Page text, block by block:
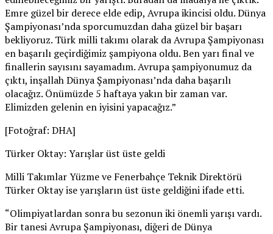
Emre güzel bir derece elde edip, Avrupa ikincisi oldu. Dünya
Şampiyonası’nda sporcumuzdan daha güzel bir başarı
bekliyoruz. Türk milli takımı olarak da Avrupa Şampiyonası
en başarılı geçirdiğimiz şampiyona oldu. Ben yarı final ve
finallerin sayısını sayamadım. Avrupa şampiyonumuz da
çıktı, inşallah Dünya Şampiyonası’nda daha başarılı
olacağız. Önümüzde 5 haftaya yakın bir zaman var.
Elimizden gelenin en iyisini yapacağız.”
[Fotoğraf: DHA]
Türker Oktay: Yarışlar üst üste geldi
Milli Takımlar Yüzme ve Fenerbahçe Teknik Direktörü
Türker Oktay ise yarışların üst üste geldiğini ifade etti.
“Olimpiyatlardan sonra bu sezonun iki önemli yarışı vardı.
Bir tanesi Avrupa Şampiyonası, diğeri de Dünya